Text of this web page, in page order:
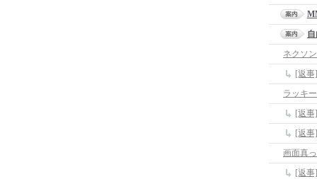
ネクソ
[返
ラッキ
[返
[返
画面真
[返